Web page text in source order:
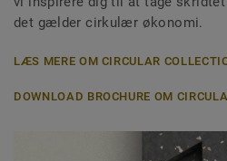
det gælder cirkulær økonomi.
LÆS MERE OM CIRCULAR
DOWNLOAD BROCHURE OM